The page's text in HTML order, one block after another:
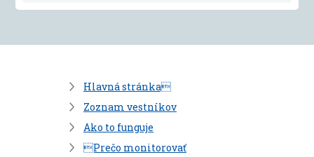
Hlavná stránka
Zoznam vestníkov
Ako to funguje
Prečo monitorovať